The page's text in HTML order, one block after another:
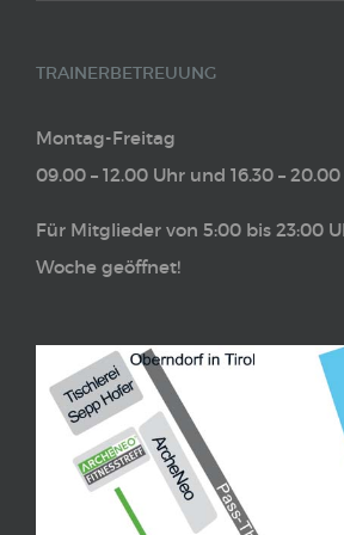
TRAINERBETREUUNG
Montag-Freitag
09.00 – 12.00 Uhr und 16.30 –
Für Mitglieder von 5:00 bis 23:00
Woche geöffnet!